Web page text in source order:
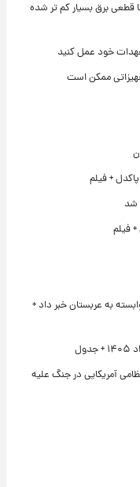
قطعی برق بسیار کم تر شده
خود عمل کنید
ممکن است
+ فیلم
شد
فیلم
به عربستان خبر داد +
آمریکایی در جنگ علیه